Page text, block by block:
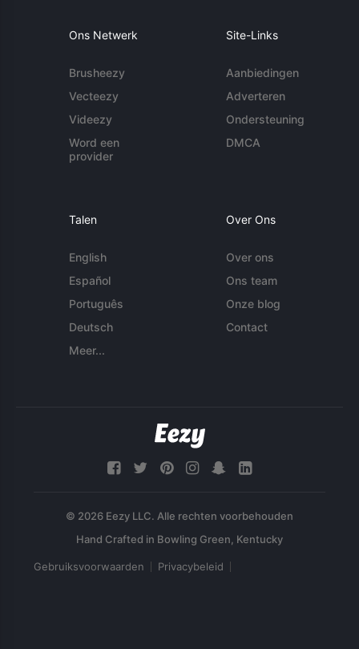
Ons Netwerk
Brusheezy
Vecteezy
Videezy
Word een
provider
Site-Links
Aanbiedingen
Adverteren
Ondersteuning
DMCA
Talen
English
Español
Português
Deutsch
Meer...
Over Ons
Over ons
Ons team
Onze blog
Contact
© 2026 Eezy LLC. Alle rechten voorbehouden
Gebruiksvoorwaarden Privacybeleid